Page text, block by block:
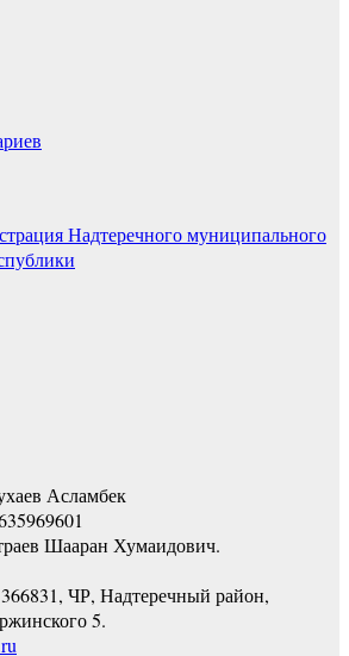
Надтеречного муниципального
Асламбек
Шааран Хумаидович.
ЧР, Надтеречный район,
5.